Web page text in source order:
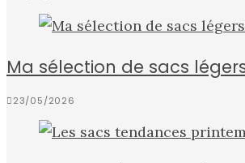
Ma sélection de sacs
23/05/2026